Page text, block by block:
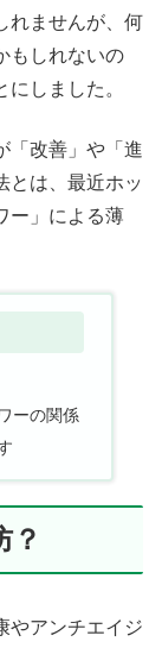
れませんが、何
もしれないの
しました。
「改善」や「進
とは、最近ホッ
ー」による薄
ーの関係
？
やアンチエイジ